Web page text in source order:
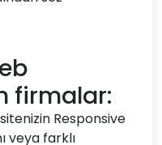
firmalar:
Responsive
veya farklı